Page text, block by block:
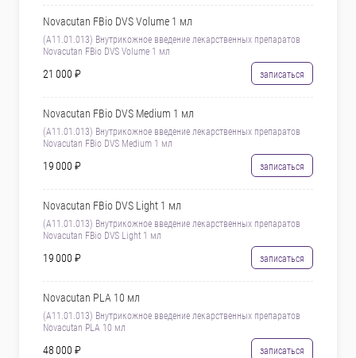
Novacutan FBio DVS Volume 1 мл
(А11.01.013) Внутрикожное введение лекарственных препаратов
Novacutan FBio DVS Volume 1 мл
21 000 ₽ записаться
Novacutan FBio DVS Medium 1 мл
(А11.01.013) Внутрикожное введение лекарственных препаратов
Novacutan FBio DVS Medium 1 мл
19 000 ₽ записаться
Novacutan FBio DVS Light 1 мл
(А11.01.013) Внутрикожное введение лекарственных препаратов
Novacutan FBio DVS Light 1 мл
19 000 ₽ записаться
Novacutan PLA 10 мл
(А11.01.013) Внутрикожное введение лекарственных препаратов
Novacutan PLA 10 мл
48 000 ₽ записаться